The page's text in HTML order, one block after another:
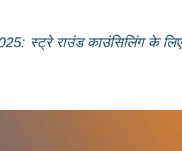
स्ट्रे राउंड काउंसिलिंग के